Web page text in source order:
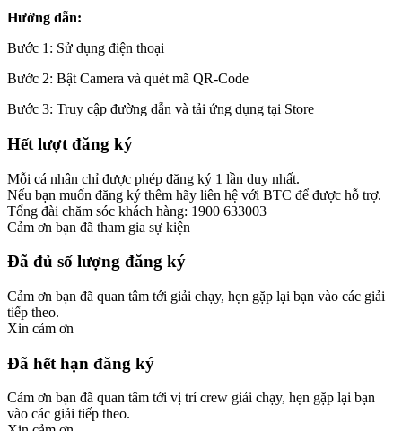
Hướng dẫn:
Bước 1: Sử dụng điện thoại
Bước 2: Bật Camera và quét mã QR-Code
Bước 3: Truy cập đường dẫn và tải ứng dụng tại Store
Hết lượt đăng ký
Mỗi cá nhân chỉ được phép đăng ký 1 lần duy nhất.
Nếu bạn muốn đăng ký thêm hãy liên hệ với BTC để được hỗ trợ.
Tổng đài chăm sóc khách hàng: 1900 633003
Cảm ơn bạn đã tham gia sự kiện
Đã đủ số lượng đăng ký
Cảm ơn bạn đã quan tâm tới giải chạy, hẹn gặp lại bạn vào các giải
tiếp theo.
Xin cảm ơn
Đã hết hạn đăng ký
Cảm ơn bạn đã quan tâm tới vị trí crew giải chạy, hẹn gặp lại bạn
vào các giải tiếp theo.